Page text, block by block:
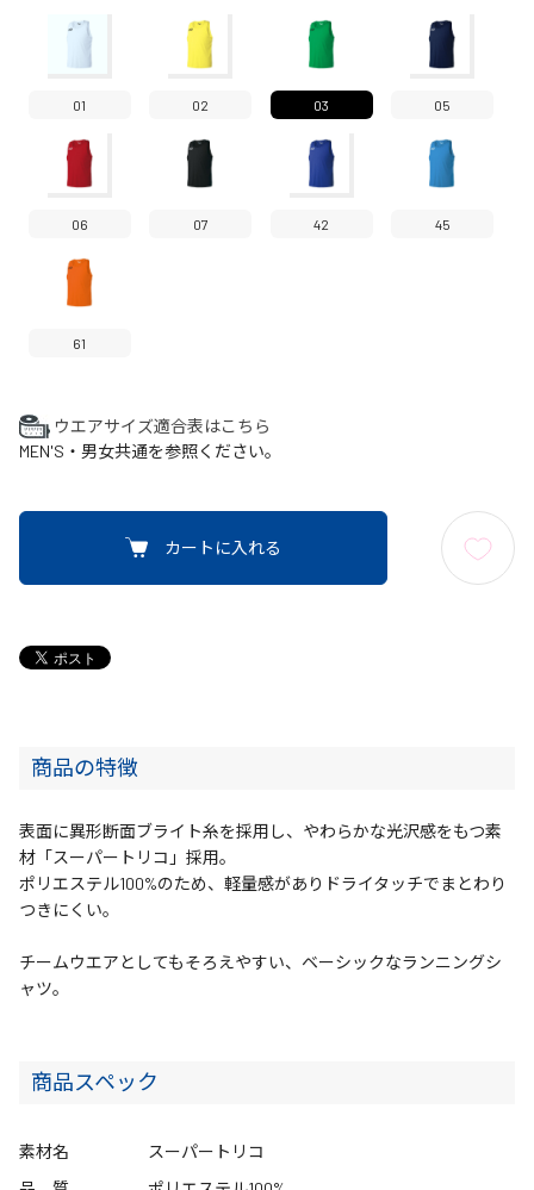
01 02 03 05
06 07 42 45
61
ウエアサイズ適合表はこちら
MEN'S・男女共通を参照ください。
カートに入れる
商品の特徴
表面に異形断面ブライト糸を採用し、やわらかな光沢感をもつ素
材「スーパートリコ」採用。
ポリエステル100%のため、軽量感がありドライタッチでまとわり
つきにくい。
チームウエアとしてもそろえやすい、ベーシックなランニングシ
ャツ。
商品スペック
素材名
スーパートリコ